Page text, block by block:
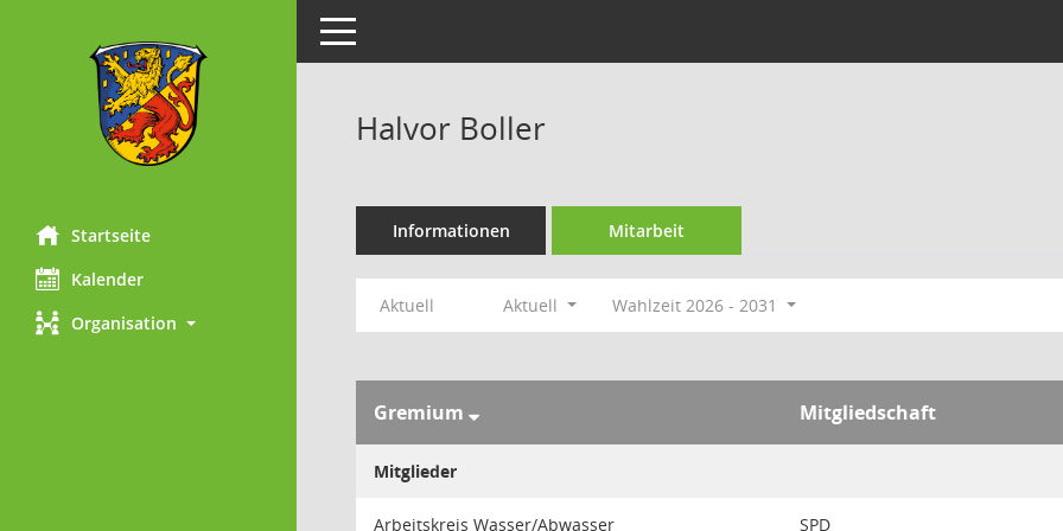
Startseite
Kalender
Organisation
Toggle navigation
Halvor Boller
Informationen Mitarbeit
Aktuell Aktuell Wahlzeit 2026 - 2031
Gremium Mitgliedschaft
Mitglieder
Arbeitskreis Wasser/Abwasser SPD